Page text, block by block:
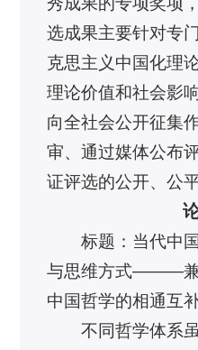
选成果主要针对专
克思主义中国化理
理论价值和社会影
向全社会公开征集
审、通过媒体公布
证评选的公开、公
标题：当代中
与思维方式———兼
中国哲学的相通互
不同哲学体系